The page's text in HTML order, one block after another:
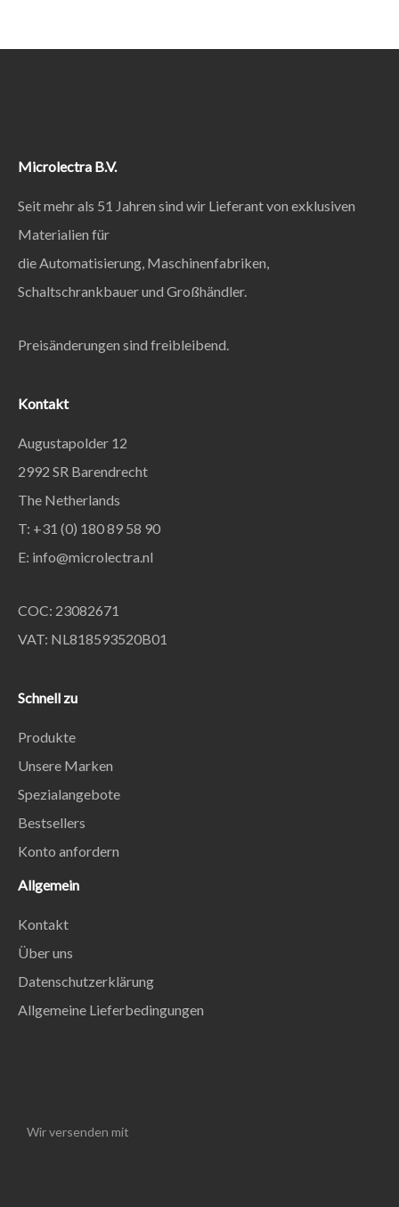
Microlectra B.V.
Seit mehr als 51 Jahren sind wir Lieferant von exklusiven
Materialien für
die Automatisierung, Maschinenfabriken,
Schaltschrankbauer und Großhändler.
Preisänderungen sind freibleibend.
Kontakt
Augustapolder 12
2992 SR Barendrecht
The Netherlands
T: +31 (0) 180 89 58 90
E: info@microlectra.nl
COC: 23082671
VAT: NL818593520B01
Schnell zu
Produkte
Unsere Marken
Spezialangebote
Bestsellers
Konto anfordern
Allgemein
Kontakt
Über uns
Datenschutzerklärung
Allgemeine Lieferbedingungen
Wir versenden mit